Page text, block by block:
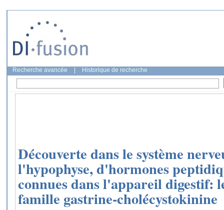
Recherche avancée Historique de recherche
Découverte dans le système
l'hypophyse, d'hormones
connues dans l'appareil digestif:
famille gastrine-cholécystokinine